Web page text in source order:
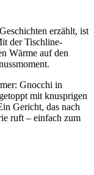
erzählt, ist
der Tischline-
Wärme auf den
Gnocchi in
mit knusprigen
Gericht, das nach
ruft – einfach zum